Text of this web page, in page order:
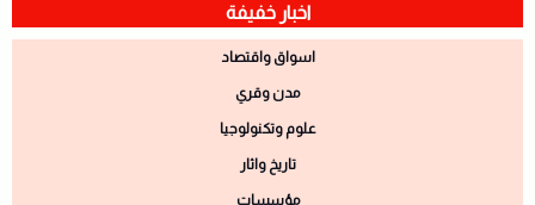
اخبار خفيفة
اسواق واقتصاد
مدن وقري
علوم وتكنولوجيا
تاريخ واثار
مؤسسات